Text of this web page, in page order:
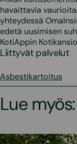
havaittavia
yhteydessä
edetä uusimisen
KotiAppin
Liittyvät palvelut
Asbestikartoitus
Lue myös: